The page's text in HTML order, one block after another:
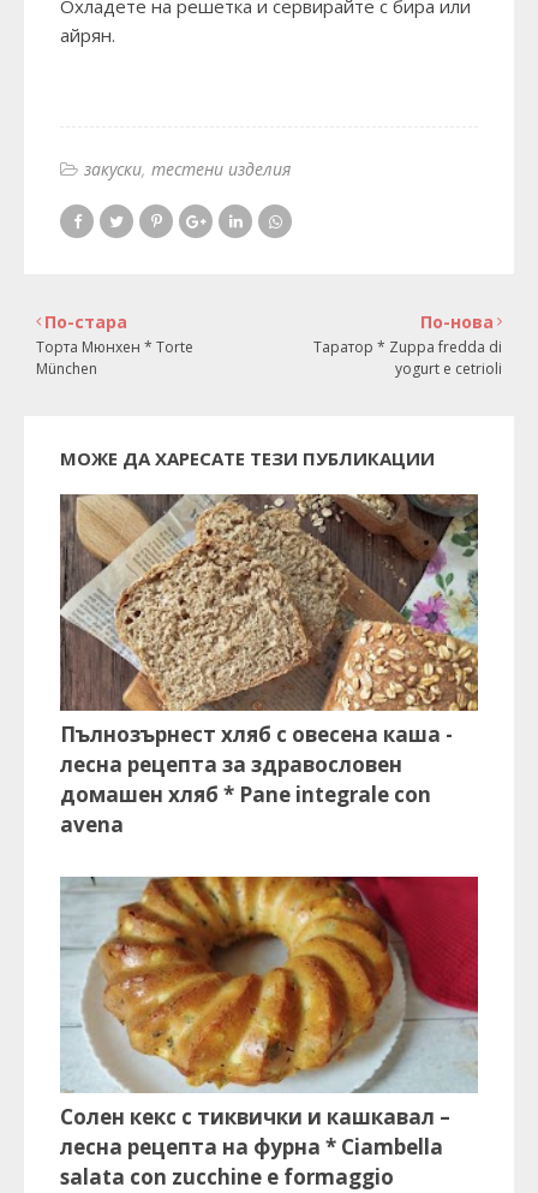
Охладете на решетка и сервирайте с бира или
айрян.
закуски тестени изделия
По-нова
Таратор * Zuppa fredda di
yogurt e cetrioli
По-стара
Торта Мюнхен * Torte
München
МОЖЕ ДА ХАРЕСАТЕ ТЕЗИ ПУБЛИКАЦИИ
Пълнозърнест хляб с овесена каша -
лесна рецепта за здравословен
домашен хляб * Pane integrale con
avena
Солен кекс с тиквички и кашкавал –
лесна рецепта на фурна * Ciambella
salata con zucchine e formaggio